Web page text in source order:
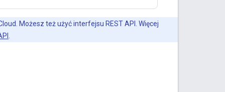
Możesz też użyć interfejsu REST API. Więcej